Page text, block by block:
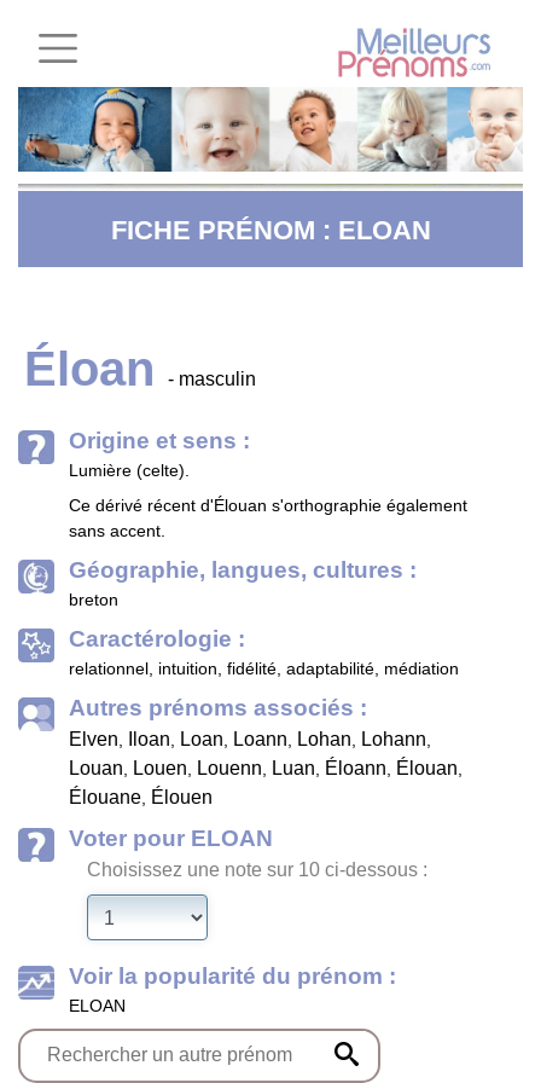
FICHE PRÉNOM : ELOAN
Éloan - masculin
Origine et sens :
Lumière (celte).
Ce dérivé récent d'Élouan s'orthographie également
sans accent.
Géographie, langues, cultures :
breton
Caractérologie :
relationnel, intuition, fidélité, adaptabilité, médiation
Autres prénoms associés :
Elven, Iloan, Loan, Loann, Lohan, Lohann,
Louan, Louen, Louenn, Luan, Éloann, Élouan,
Élouane, Élouen
Voter pour ELOAN
Choisissez une note sur 10 ci-dessous :
Voir la popularité du prénom :
ELOAN